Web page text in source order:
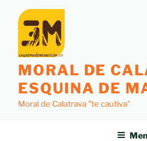
MORAL DE
ESQUINA DE
Moral de Calatrava "te cautiva"